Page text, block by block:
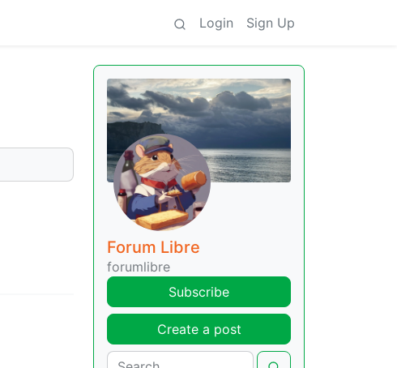
Login Sign Up
Forum Libre
forumlibre
Subscribe
Create a post